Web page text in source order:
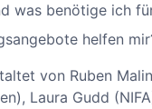
was benötige ich
helfen
von Ruben
Laura Gudd